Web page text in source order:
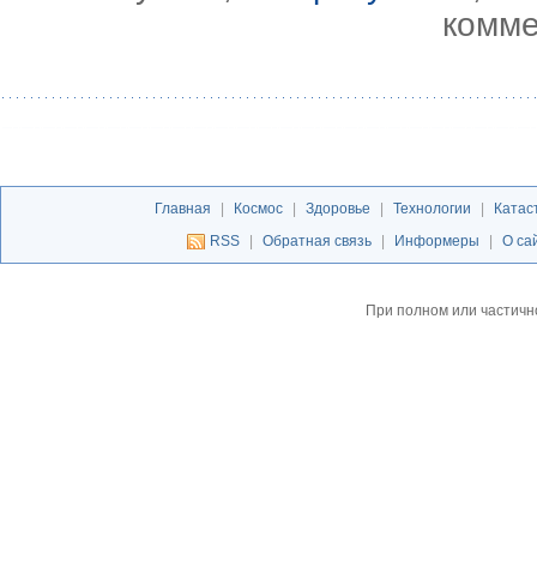
Главная | Космос | Здоровье | Технологии |
RSS
| Обратная связь | Информеры | О
При полном или